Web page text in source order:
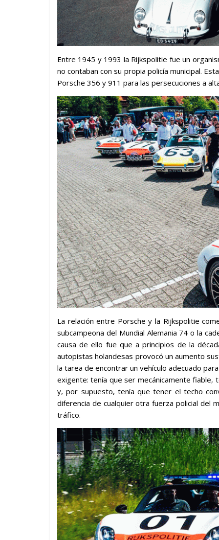
Entre 1945 y 1993 la Rijkspolitie fue un
no contaban con su propia policía municipal.
Porsche 356 y 911 para las persecuciones a
La relación entre Porsche y la Rijkspolitie
subcampeona del Mundial Alemania 74 o la
causa de ello fue que a principios de la
autopistas holandesas provocó un aumento
la tarea de encontrar un vehículo adecuado
exigente: tenía que ser mecánicamente fiable,
y, por supuesto, tenía que tener el techo
diferencia de cualquier otra fuerza policial del
tráfico.